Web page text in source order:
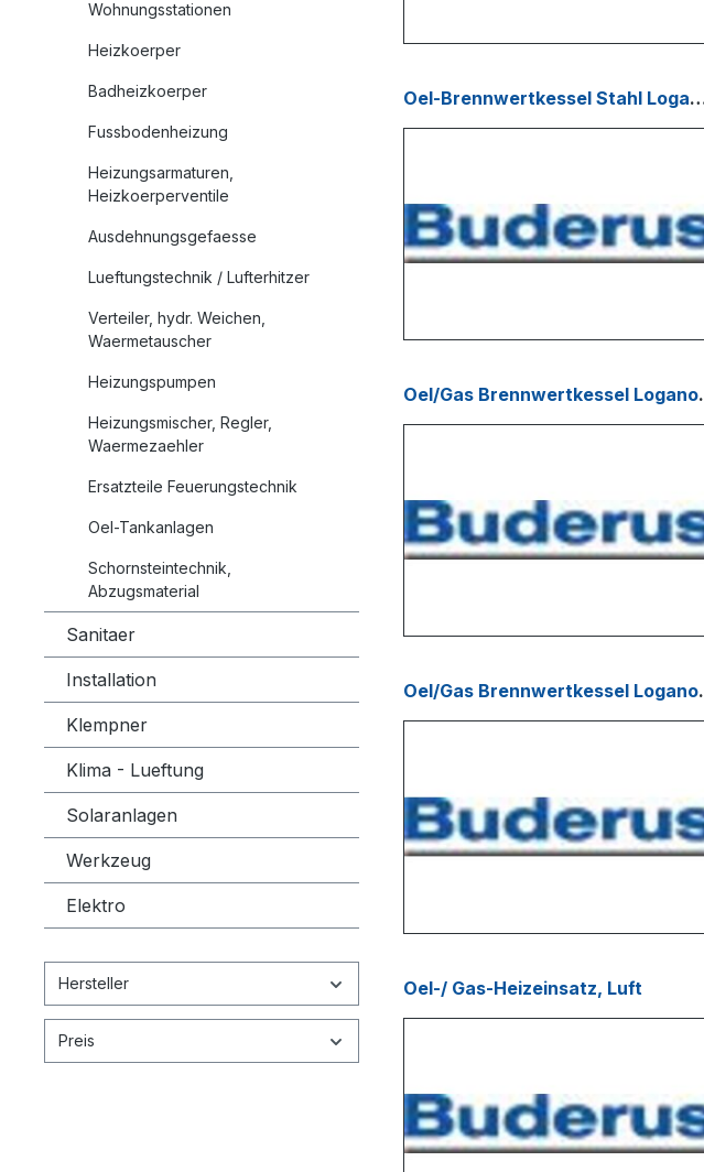
Wohnungsstationen
Heizkoerper
Badheizkoerper
Fussbodenheizung
Heizungsarmaturen,
Heizkoerperventile
Ausdehnungsgefaesse
Lueftungstechnik / Lufterhitzer
Verteiler, hydr. Weichen,
Waermetauscher
Heizungspumpen
Heizungsmischer, Regler,
Waermezaehler
Ersatzteile Feuerungstechnik
Oel-Tankanlagen
Schornsteintechnik,
Abzugsmaterial
Sanitaer
Installation
Klempner
Klima - Lueftung
Solaranlagen
Werkzeug
Elektro
Hersteller
Preis
Oel-Brennwertkessel Stahl
Oel/
Oel/Gas
Oel-/ Gas-Heizeinsatz, Luft